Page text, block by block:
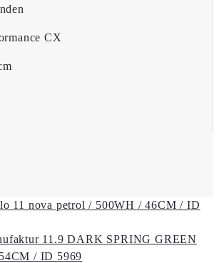
CX
11 nova petrol / 500WH / 46CM / ID
11.9 DARK SPRING GREEN
/ ID 5969